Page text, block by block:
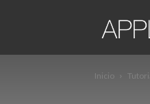
Inicio